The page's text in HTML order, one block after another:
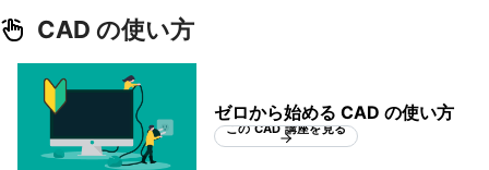
CAD の使い方
ゼロから始める CAD の使い方
この CAD 講座を見る